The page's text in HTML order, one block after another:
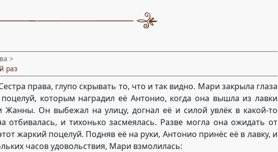
>
раз
права, глупо скрывать то, что и так видно. Мари закрыла глаза
которым наградил её Антонио, когда она вышла из лавки
Жанны. Он выбежал на улицу, догнал её и силой увлёк в какой-то
и тихонько засмеялась. Разве могла она ожидать от
жаркий поцелуй. Подняв её на руки, Антонио принёс её в лавку, и
часов удовольствия, Мари взмолилась: